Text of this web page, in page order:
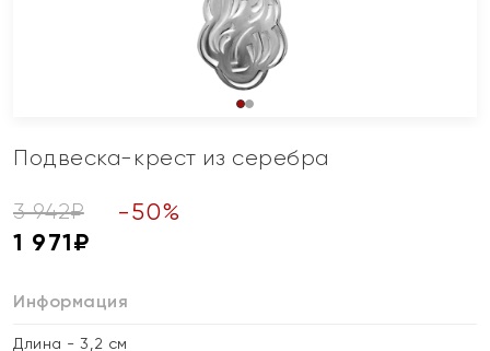
Подвеска-крест из серебра
3 942₽ -50%
1 971₽
Информация
Длина - 3,2 см